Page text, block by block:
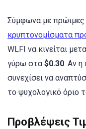
Σύμφωνα με πρώιμες
κρυπτονομίσματα
WLFI να κινείται
γύρω στα $0.30. Αν η
συνεχίσει να
το ψυχολογικό όριο
Προβλέψεις